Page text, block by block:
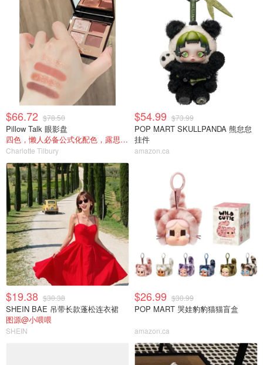
$66.72 $78.50
Pillow Talk 眼影盘
四色，懒人必备公式化配色，露思超爱！
Charlotte Tilbury
$54.99 $73.99
POP MART SKULLPANDA 熊怠怠
挂件
amazon.ca
$19.38 $30.38
SHEIN BAE 吊带长款蓬松连衣裙
图源@小喂喂
SHEIN
$26.99 $30.99
POP MART 哭娃豹豹猫猫盲盒
amazon.ca